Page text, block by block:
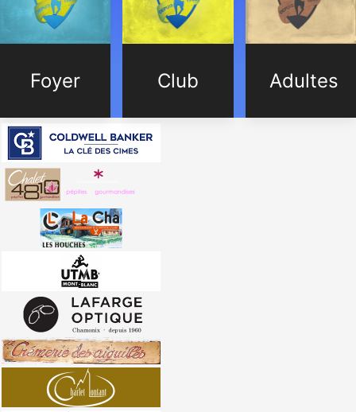
Foyer Club Adultes